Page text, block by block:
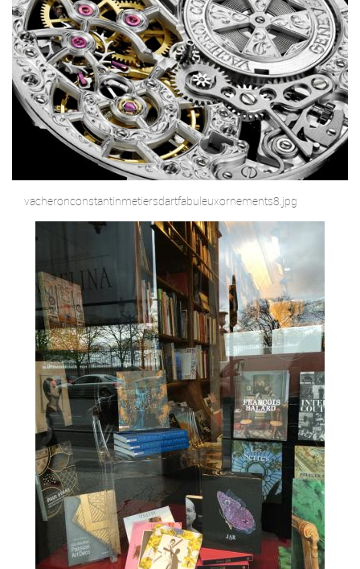
vacheronconstantinmetiersdartfabuleuxornements8.jpg